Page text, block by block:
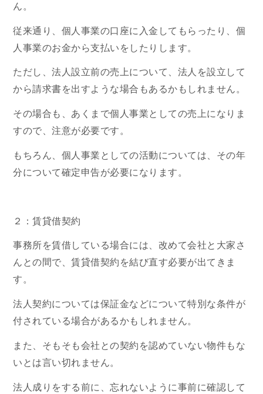
ん。
従来通り、個人事業の口座に入金してもらったり、個
人事業のお金から支払いをしたりします。
ただし、法人設立前の売上について、法人を設立して
から請求書を出すような場合もあるかもしれません。
その場合も、あくまで個人事業としての売上になりま
すので、注意が必要です。
もちろん、個人事業としての活動については、その年
分について確定申告が必要になります。
２：賃貸借契約
事務所を賃借している場合には、改めて会社と大家さ
んとの間で、賃貸借契約を結び直す必要が出てきま
す。
法人契約については保証金などについて特別な条件が
付されている場合があるかもしれません。
また、そもそも会社との契約を認めていない物件もな
いとは言い切れません。
法人成りをする前に、忘れないように事前に確認して